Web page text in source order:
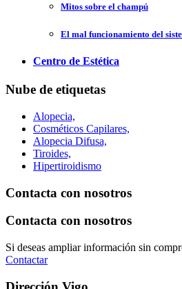
Mitos sobre el champú
El mal funcionamiento del
Centro de Estética
Nube de etiquetas
Alopecia,
Cosméticos Capilares,
Alopecia Difusa,
Tiroides,
Hipertiroidismo
Contacta con nosotros
Contacta con nosotros
Si deseas ampliar información sin
Contactar